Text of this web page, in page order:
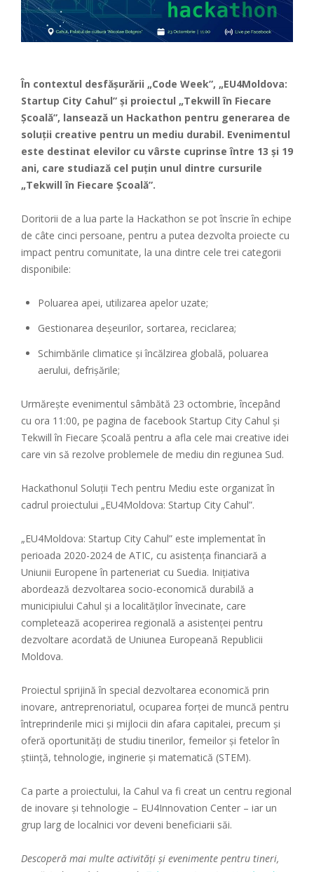
În contextul desfășurării „Code Week”, „EU4Moldova:
Startup City Cahul” și proiectul „Tekwill în Fiecare
Școală”, lansează un Hackathon pentru generarea de
soluții creative pentru un mediu durabil. Evenimentul
este destinat elevilor cu vârste cuprinse între 13 și 19
ani, care studiază cel puțin unul dintre cursurile
„Tekwill în Fiecare Școală”.
Doritorii de a lua parte la Hackathon se pot înscrie în echipe
de câte cinci persoane, pentru a putea dezvolta proiecte cu
impact pentru comunitate, la una dintre cele trei categorii
disponibile:
Poluarea apei, utilizarea apelor uzate;
Gestionarea deșeurilor, sortarea, reciclarea;
Schimbările climatice și încălzirea globală, poluarea
aerului, defrișările;
Urmărește evenimentul sâmbătă 23 octombrie, începând
cu ora 11:00, pe pagina de facebook Startup City Cahul și
Tekwill în Fiecare Școală pentru a afla cele mai creative idei
care vin să rezolve problemele de mediu din regiunea Sud.
Hackathonul Soluții Tech pentru Mediu este organizat în
cadrul proiectului „EU4Moldova: Startup City Cahul”.
„EU4Moldova: Startup City Cahul” este implementat în
perioada 2020-2024 de ATIC, cu asistența financiară a
Uniunii Europene în parteneriat cu Suedia. Inițiativa
abordează dezvoltarea socio-economică durabilă a
municipiului Cahul și a localităților învecinate, care
completează acoperirea regională a asistenței pentru
dezvoltare acordată de Uniunea Europeană Republicii
Moldova.
Proiectul sprijină în special dezvoltarea economică prin
inovare, antreprenoriatul, ocuparea forței de muncă pentru
întreprinderile mici și mijlocii din afara capitalei, precum și
oferă oportunități de studiu tinerilor, femeilor și fetelor în
știință, tehnologie, inginerie și matematică (STEM).
Ca parte a proiectului, la Cahul va fi creat un centru regional
de inovare și tehnologie – EU4Innovation Center – iar un
grup larg de localnici vor deveni beneficiarii săi.
Descoperă mai multe activități și evenimente pentru tineri,